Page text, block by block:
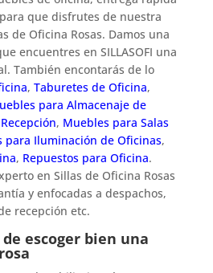
que disfrutes de nuestra
de Oficina Rosas. Damos una
encuentres en SILLASOFI una
También encontarás de lo
, Taburetes de Oficina,
para Almacenaje de
, Muebles para Salas
para Iluminación de Oficinas,
, Repuestos para Oficina.
en Sillas de Oficina Rosas
y enfocadas a despachos,
recepción etc.
escoger bien una